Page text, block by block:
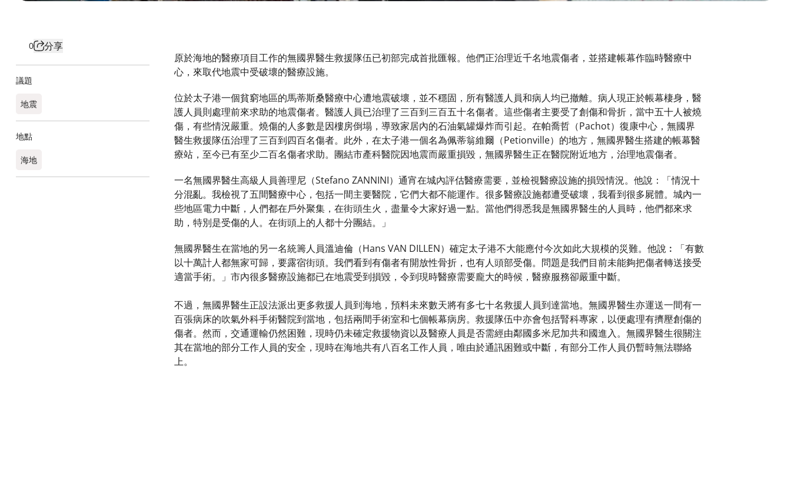
0 分享
議題
地震
地點
海地
原於海地的醫療項目工作的無國界醫生救援隊伍已初部完成首批匯報。他們正治理近千名地震傷者，並搭建帳幕作臨時醫療中
心，來取代地震中受破壞的醫療設施。
位於太子港一個貧窮地區的馬蒂斯桑醫療中心遭地震破壞，並不穩固，所有醫護人員和病人均已撤離。病人現正於帳幕棲身，醫
護人員則處理前來求助的地震傷者。醫護人員已治理了三百到三百五十名傷者。這些傷者主要受了創傷和骨折，當中五十人被燒
傷，有些情況嚴重。燒傷的人多數是因樓房倒塌，導致家居內的石油氣罐爆炸而引起。在帕喬哲（Pachot）復康中心，無國界
醫生救援隊伍治理了三百到四百名傷者。此外，在太子港一個名為佩蒂翁維爾（Petionville）的地方，無國界醫生搭建的帳幕醫
療站，至今已有至少二百名傷者求助。團結市產科醫院因地震而嚴重損毀，無國界醫生正在醫院附近地方，治理地震傷者。
一名無國界醫生高級人員善理尼（Stefano ZANNINI）通宵在城內評估醫療需要，並檢視醫療設施的損毁情況。他說：「情況十
分混亂。我檢視了五間醫療中心，包括一間主要醫院，它們大都不能運作。很多醫療設施都遭受破壞，我看到很多屍體。城內一
些地區電力中斷，人們都在戶外聚集，在街頭生火，盡量令大家好過一點。當他們得悉我是無國界醫生的人員時，他們都來求
助，特別是受傷的人。在街頭上的人都十分團結。」
無國界醫生在當地的另一名統籌人員溫迪倫（Hans VAN DILLEN）確定太子港不大能應付今次如此大規模的災難。他說︰「有數
以十萬計人都無家可歸，要露宿街頭。我們看到有傷者有開放性骨折，也有人頭部受傷。問題是我們目前未能夠把傷者轉送接受
適當手術。」市內很多醫療設施都已在地震受到損毀，令到現時醫療需要龐大的時候，醫療服務卻嚴重中斷。
不過，無國界醫生正設法派出更多救援人員到海地，預料未來數天將有多七十名救援人員到達當地。無國界醫生亦運送一間有一
百張病床的吹氣外科手術醫院到當地，包括兩間手術室和七個帳幕病房。救援隊伍中亦會包括腎科專家，以便處理有擠壓創傷的
傷者。然而，交通運輸仍然困難，現時仍未確定救援物資以及醫療人員是否需經由鄰國多米尼加共和國進入。無國界醫生很關注
其在當地的部分工作人員的安全，現時在海地共有八百名工作人員，唯由於通訊困難或中斷，有部分工作人員仍暫時無法聯絡
上。